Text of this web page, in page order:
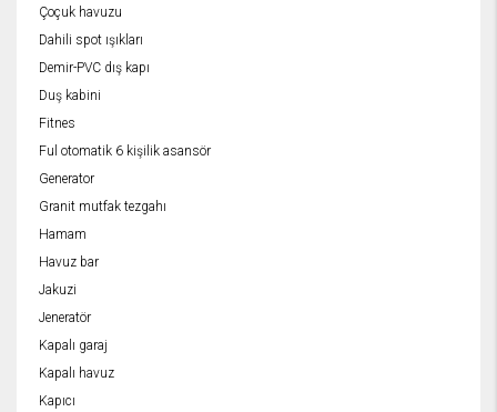
Çoçuk havuzu
Dahili spot ışıkları
Demir-PVC dış kapı
Duş kabini
Fitnes
Ful otomatik 6 kişilik asansör
Generator
Granit mutfak tezgahı
Hamam
Havuz bar
Jakuzi
Jeneratör
Kapalı garaj
Kapalı havuz
Kapıcı